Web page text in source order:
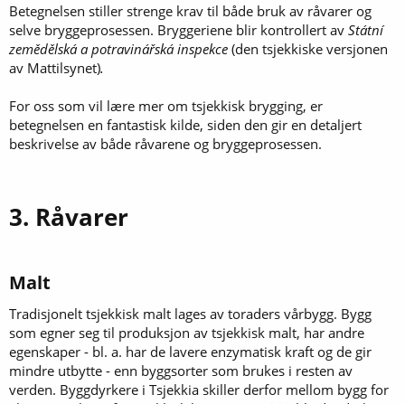
Betegnelsen stiller strenge krav til både bruk av råvarer og
selve bryggeprosessen. Bryggeriene blir kontrollert av Státní
zemědělská a potravinářská inspekce (den tsjekkiske versjonen
av Mattilsynet).
For oss som vil lære mer om tsjekkisk brygging, er
betegnelsen en fantastisk kilde, siden den gir en detaljert
beskrivelse av både råvarene og bryggeprosessen.
3. Råvarer
Malt​
Tradisjonelt tsjekkisk malt lages av toraders vårbygg. Bygg
som egner seg til produksjon av tsjekkisk malt, har andre
egenskaper - bl. a. har de lavere enzymatisk kraft og de gir
mindre utbytte - enn byggsorter som brukes i resten av
verden. Byggdyrkere i Tsjekkia skiller derfor mellom bygg for